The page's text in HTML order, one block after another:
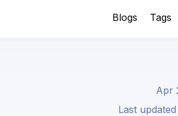
Blogs Tags
Apr
Last